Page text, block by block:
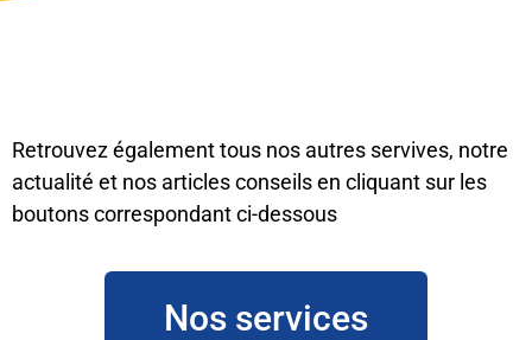
Retrouvez également tous nos autres servives, notre
actualité et nos articles conseils en cliquant sur les
boutons correspondant ci-dessous
Nos services